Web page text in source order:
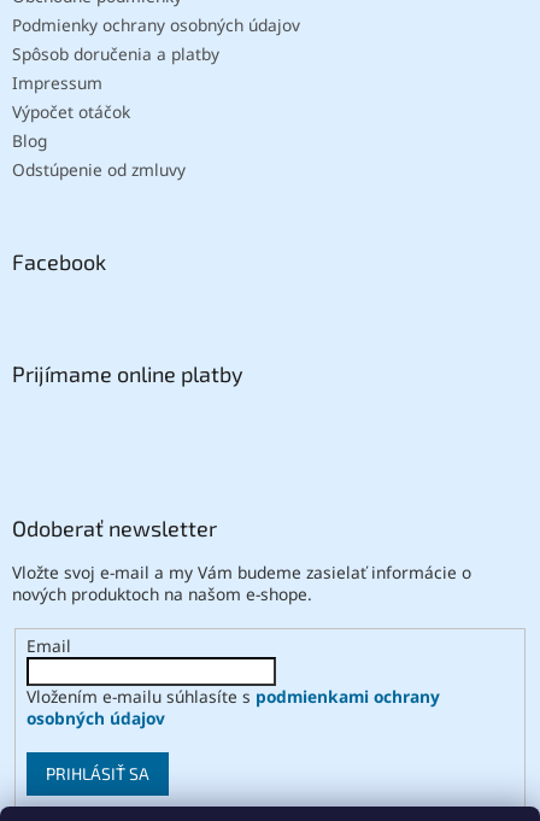
Podmienky ochrany osobných údajov
Spôsob doručenia a platby
Impressum
Výpočet otáčok
Blog
Odstúpenie od zmluvy
Facebook
Prijímame online platby
Odoberať newsletter
Vložte svoj e-mail a my Vám budeme zasielať informácie o
nových produktoch na našom e-shope.
Email
Vložením e-mailu súhlasíte s podmienkami ochrany
osobných údajov
PRIHLÁSIŤ SA